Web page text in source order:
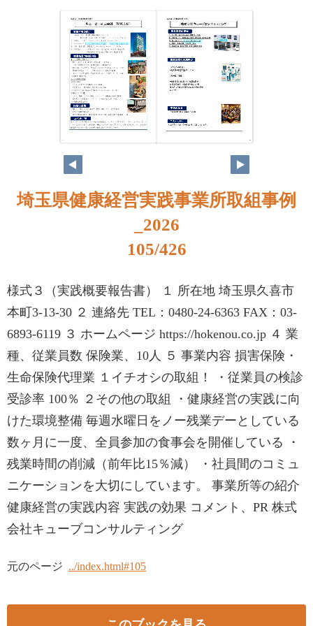
89
88
埼玉県健康経営実践事業所取組事例
_2026
105/426
様式３（実践概要報告書） １ 所在地 埼玉県久喜市
本町3-13-30 ２ 連絡先 TEL：0480-24-6363 FAX：03-
6893-6119 ３ ホームページ https://hokenou.co.jp ４ 業
種、従業員数 保険業、10人 ５ 事業内容 損害保険・
生命保険代理業 １イチオシの取組！ ・従業員の検診
受診率 100％ ２その他の取組 ・健康経営の実践に向
けた環境整備 毎週水曜日をノー残業デーとしている
数ヶ月に一度、全員参加の食事会を開催している ・
残業時間の削減（前年比15％減） ・社員間のコミュ
ニケーションを大切にしています。 事業所等の紹介
健康経営の実践内容 実践の効果 コメント、PR 株式
会社キューブコンサルティング
元のページ ../index.html#105